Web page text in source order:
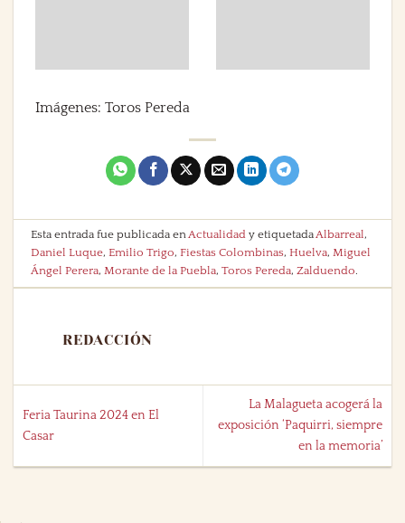
Imágenes: Toros Pereda
Esta entrada fue publicada enActualidad y etiquetadaAlbarreal,
Daniel Luque,Emilio Trigo,Fiestas Colombinas,Huelva,Miguel
Ángel Perera,Morante de la Puebla,Toros Pereda,Zalduendo.
REDACCIÓN
Feria Taurina 2024 en El
Casar
La Malagueta acogerá la
exposición ‘Paquirri, siempre
en la memoria’